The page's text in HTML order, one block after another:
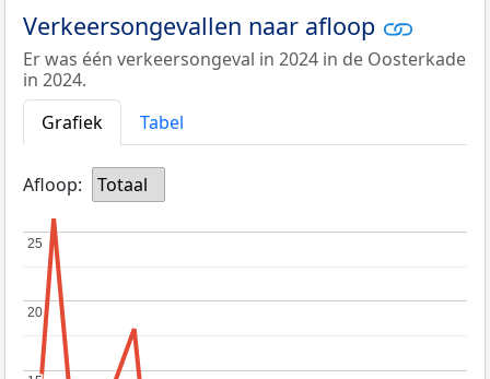
Verkeersongevallen naar afloop
Er was één verkeersongeval in 2024 in de Oosterkade
in 2024.
Grafiek
Tabel
Afloop: Totaal
20
20
25
25